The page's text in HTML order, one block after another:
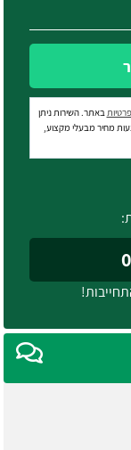
באתר. השירות ניתן
מחיר מבעלי מקצוע,